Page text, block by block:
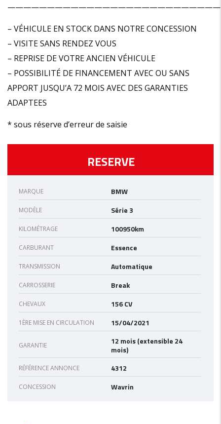
– VÉHICULE EN STOCK DANS NOTRE CONCESSION
– VISITE SANS RENDEZ VOUS
– REPRISE DE VOTRE ANCIEN VÉHICULE
– POSSIBILITÉ DE FINANCEMENT AVEC OU SANS
APPORT JUSQU’A 72 MOIS AVEC DES GARANTIES
ADAPTEES
* sous réserve d’erreur de saisie
RESERVE
MARQUE BMW
MODÈLE Série 3
KILOMÉTRAGE 100950km
CARBURANT Essence
TRANSMISSION Automatique
CARROSSERIE Break
CHEVAUX 156 CV
1ÈRE MISE EN CIRCULATION 15/04/2021
GARANTIE
12 mois (extensible 24
mois)
RÉFÉRENCE ANNONCE 4312
CONCESSION Wavrin